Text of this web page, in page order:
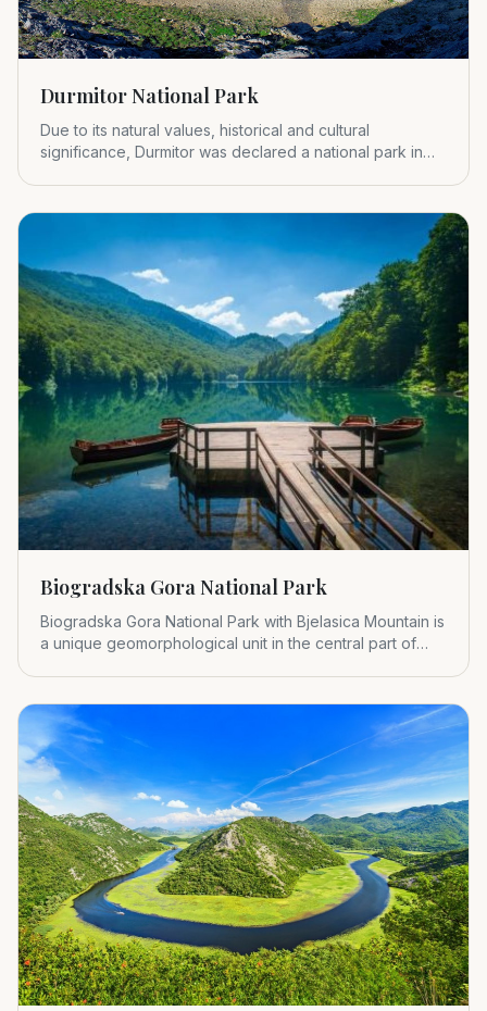
Durmitor National Park
Due to its natural values, historical and cultural
significance, Durmitor was declared a national park in
Biogradska Gora National Park
Biogradska Gora National Park with Bjelasica Mountain is
a unique geomorphological unit in the central part of